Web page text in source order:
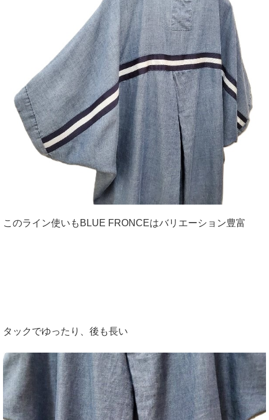
このライン使いもBLUE FRONCEはバリエーション豊富
タックでゆったり、後も長い